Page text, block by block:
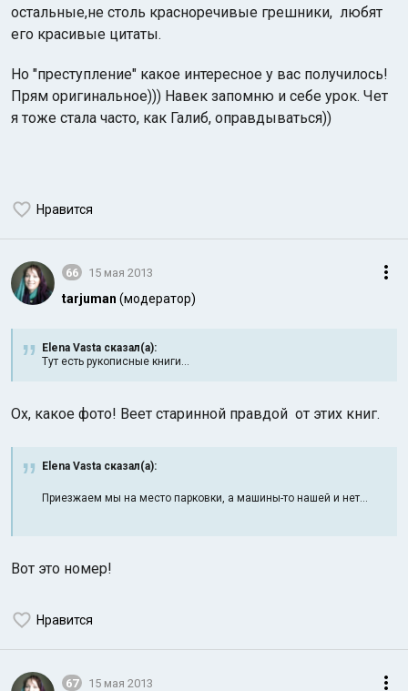
остальные,не столь красноречивые грешники, любят
его красивые цитаты.
Но "преступление" какое интересное у вас получилось!
Прям оригинальное))) Навек запомню и себе урок. Чет
я тоже стала часто, как Галиб, оправдываться))
Нравится
66 15 мая 2013
tarjuman (модератор)
Elena Vasta сказал(а):
Тут есть рукописные книги...
Ох, какое фото! Веет старинной правдой от этих книг.
Elena Vasta сказал(а):
Приезжаем мы на место парковки, а машины-то нашей и нет...
Вот это номер!
Нравится
67 15 мая 2013